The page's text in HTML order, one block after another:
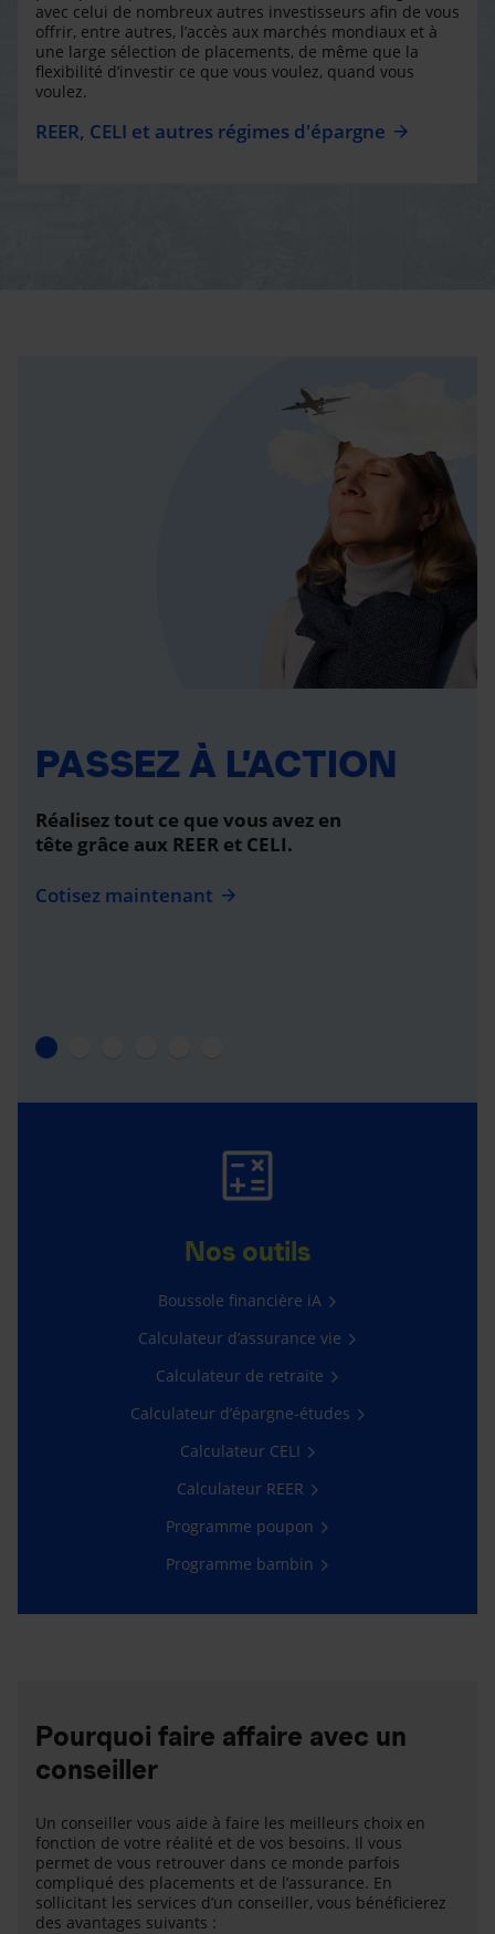
avec celui de nombreux autres investisseurs afin de vous
offrir, entre autres, l’accès aux marchés mondiaux et à
une large sélection de placements, de même que la
flexibilité d’investir ce que vous voulez, quand vous
voulez.
REER, CELI et autres régimes d'épargne
PASSEZ À L’ACTION
Réalisez tout ce que vous avez en
tête grâce aux REER et CELI.
Cotisez maintenant
Nos outils
Boussole financière iA
Calculateur d’assurance vie
Calculateur de retraite
Calculateur d’épargne-études
Calculateur CELI
Calculateur REER
Programme poupon
Programme bambin
Pourquoi faire affaire avec un
conseiller
Un conseiller vous aide à faire les meilleurs choix en
fonction de votre réalité et de vos besoins. Il vous
permet de vous retrouver dans ce monde parfois
compliqué des placements et de l’assurance. En
sollicitant les services d’un conseiller, vous bénéficierez
des avantages suivants :